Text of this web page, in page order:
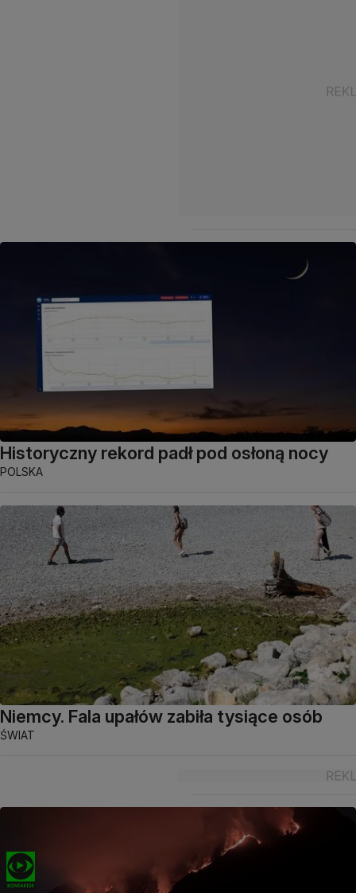
Historyczny rekord padł pod osłoną nocy
POLSKA
Niemcy. Fala upałów zabiła tysiące osób
ŚWIAT